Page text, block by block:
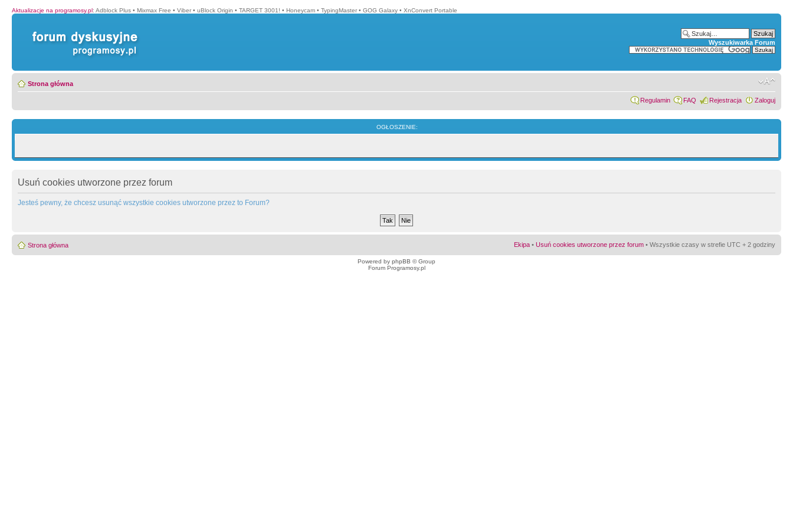
Aktualizacje na programosy.pl: Adblock Plus • Mixmax Free • Viber • uBlock Origin • TARGET 3001! • Honeycam • TypingMaster • GOG Galaxy • XnConvert Portable
Wyszukiwarka Forum
Strona główna
Regulamin FAQ Rejestracja Zaloguj
OGŁOSZENIE:
Usuń cookies utworzone przez forum
Jesteś pewny, że chcesz usunąć wszystkie cookies utworzone przez to Forum?
Strona główna Ekipa • Usuń cookies utworzone przez forum • Wszystkie czasy w strefie UTC + 2 godziny
Powered by phpBB © Group
Forum Programosy.pl